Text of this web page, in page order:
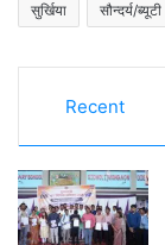
सुर्खिया सौन्दर्य/ब्यूटी
Recent